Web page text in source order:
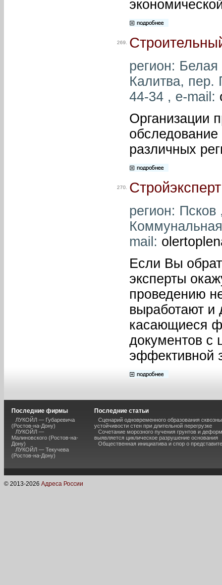
269.
регион:
Калитва, пер.
44-34 , e-mail:
Организации
различных
270.
регион:
mail:
Если Вы
эксперты
проведению
выработают и
касающиеся
документов с
эффективной
Последние фирмы
ЛУКОЙЛ — Губаревича
(Ростов-на-Дону)
ЛУКОЙЛ —
Малиновского (Ростов-на-
Дону)
ЛУКОЙЛ — Текучева
(Ростов-на-Дону)
Последние статьи
Сценарий одновременного образования
устойчивости стен при длительной перегрузке
Сочетание морозного пучения грунтов и
выявляется циклическое разрушение основания
Общественная инициатива и спор о
© 2013-2026 Адреса России